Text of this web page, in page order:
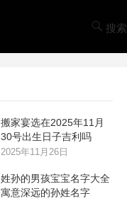
搜索
搬家宴选在2025年11月
30号出生日子吉利吗
2025年11月26日
姓孙的男孩宝宝名字大全
寓意深远的孙姓名字